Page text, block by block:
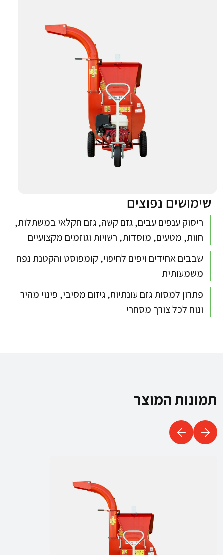
שימושים נפוצים
ריסוק ענפים עבים, גזם קשה, גזם חקלאי במשתלות,
חוות, מטעים, מוסדות, רשויות וגוזמים מקצועיים
שבבים אחידים ויפים לחיפוי, קומפוסט והקטנת נפח
משמעותית
פתרון למסות גזם עונתיות, גיזום מסיבי, פינוי מהיר
ונוח לכל צורך מסחרי
תמונות המוצר